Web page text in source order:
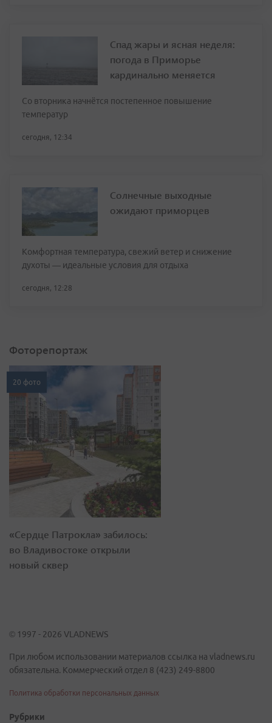
Спад жары и ясная неделя:
погода в Приморье
кардинально меняется
Со вторника начнётся постепенное повышение
температур
сегодня, 12:34
Солнечные выходные
ожидают приморцев
Комфортная температура, свежий ветер и снижение
духоты — идеальные условия для отдыха
сегодня, 12:28
Фоторепортаж
20 фото
«Сердце Патрокла» забилось:
во Владивостоке открыли
новый сквер
© 1997 - 2026 VLADNEWS
При любом использовании материалов ссылка на vladnews.ru
обязательна. Коммерческий отдел 8 (423) 249-8800
Политика обработки персональных данных
Рубрики